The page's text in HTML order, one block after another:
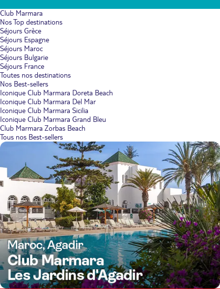
Club Marmara
Nos Top destinations
Séjours Grèce
Séjours Espagne
Séjours Maroc
Séjours Bulgarie
Séjours France
Toutes nos destinations
Nos Best-sellers
Iconique Club Marmara Doreta Beach
Iconique Club Marmara Del Mar
Iconique Club Marmara Sicilia
Iconique Club Marmara Grand Bleu
Club Marmara Zorbas Beach
Tous nos Best-sellers